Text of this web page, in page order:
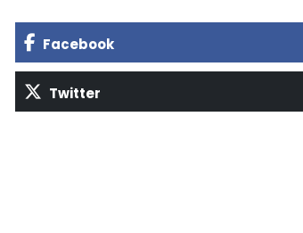
Facebook
Twitter